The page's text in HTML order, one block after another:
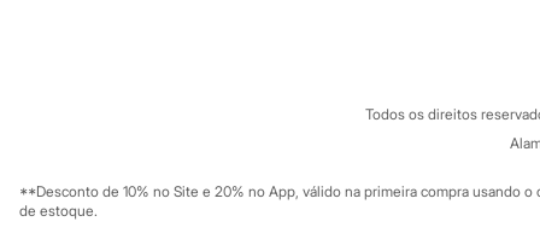
Escovas e Pentes
Finalizadores
Mapa do site
Investidores
C&A Pay
Sobre o C&A
Governança
Todos os direitos
**Desconto de 10% no Site e 20% no App, válido na primeira compra usando
de estoque.